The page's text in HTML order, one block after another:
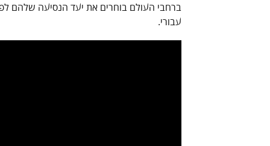
ברחבי העולם בוחרים את יעד הנסיעה שלהם
עבורי.